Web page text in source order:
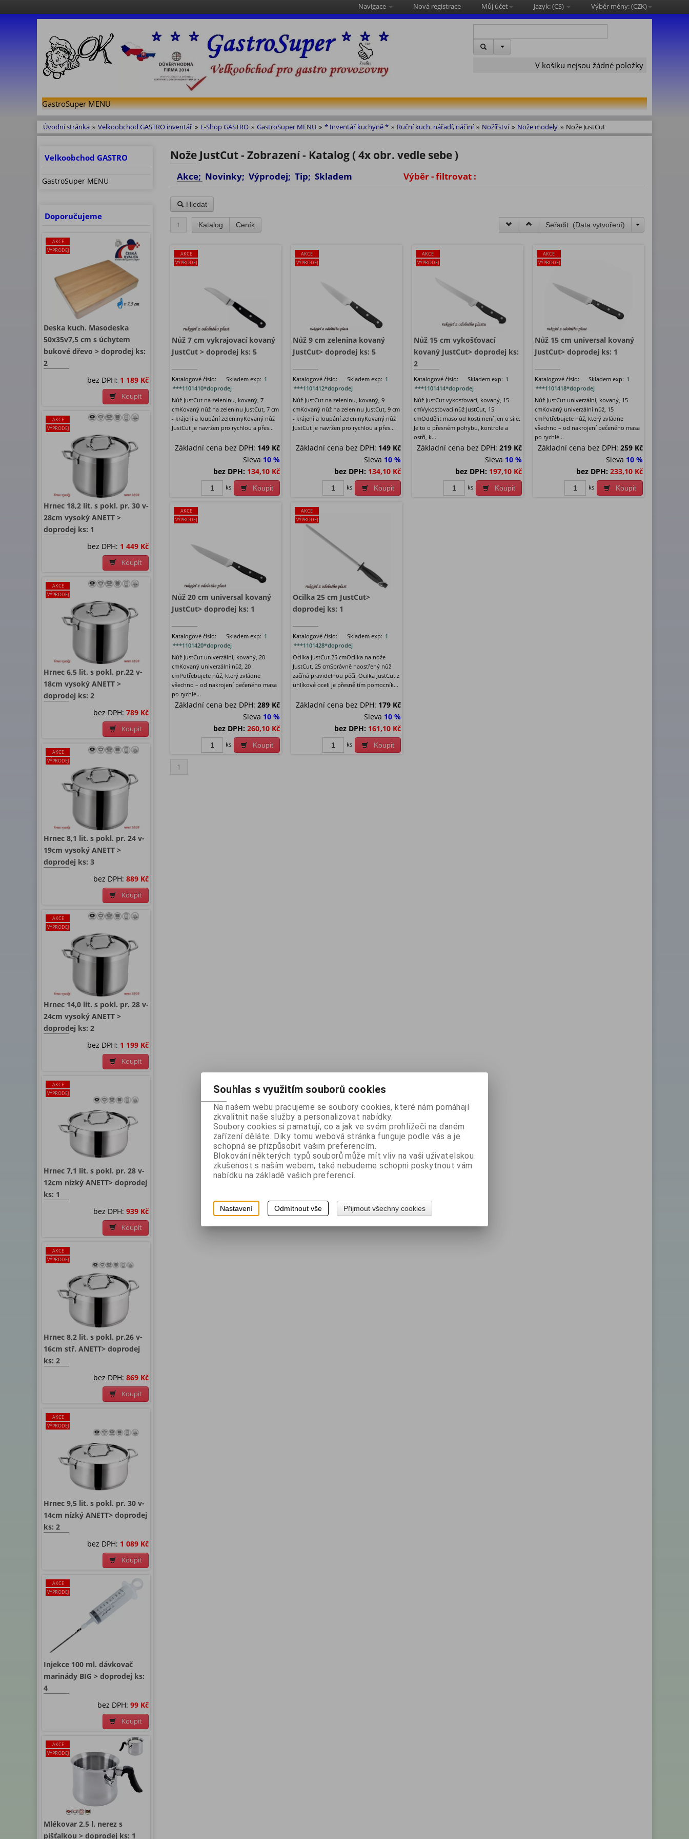
Navigace Nová registrace Můj účet Jazyk: (CS) Výběr měny: (CZK)
V košíku nejsou žádné položky
GastroSuper MENU
Úvodní stránka » Velkoobchod GASTRO inventář » E-Shop GASTRO » GastroSuper MENU » * Inventář kuchyně * » Ruční kuch. nářadí, náčiní » Nožířství » Nože modely » Nože JustCut
Velkoobchod GASTRO
GastroSuper MENU
Doporučujeme
AKCE
VÝPRODEJ
Deska kuch. Masodeska
50x35v7,5 cm s úchytem
bukové dřevo > doprodej ks:
2
bez DPH: 1 189 Kč
Koupit
AKCE
VÝPRODEJ
Hrnec 18,2 lit. s pokl. pr. 30 v-
28cm vysoký ANETT >
doprodej ks: 1
bez DPH: 1 449 Kč
Koupit
AKCE
VÝPRODEJ
Hrnec 6,5 lit. s pokl. pr.22 v-
18cm vysoký ANETT >
doprodej ks: 2
bez DPH: 789 Kč
Koupit
AKCE
VÝPRODEJ
Hrnec 8,1 lit. s pokl. pr. 24 v-
19cm vysoký ANETT >
doprodej ks: 3
bez DPH: 889 Kč
Koupit
AKCE
VÝPRODEJ
Hrnec 14,0 lit. s pokl. pr. 28 v-
24cm vysoký ANETT >
doprodej ks: 2
bez DPH: 1 199 Kč
Koupit
AKCE
VÝPRODEJ
Hrnec 7,1 lit. s pokl. pr. 28 v-
12cm nízký ANETT> doprodej
ks: 1
bez DPH: 939 Kč
Koupit
AKCE
VÝPRODEJ
Hrnec 8,2 lit. s pokl. pr.26 v-
16cm stř. ANETT> doprodej
ks: 2
bez DPH: 869 Kč
Koupit
AKCE
VÝPRODEJ
Hrnec 9,5 lit. s pokl. pr. 30 v-
14cm nízký ANETT> doprodej
ks: 2
bez DPH: 1 089 Kč
Koupit
AKCE
VÝPRODEJ
Injekce 100 ml. dávkovač
marinády BIG > doprodej ks:
4
bez DPH: 99 Kč
Koupit
AKCE
VÝPRODEJ
Mlékovar 2,5 l. nerez s
píšťalkou > doprodej ks: 1
Nože JustCut - Zobrazení - Katalog ( 4x obr. vedle sebe )
Akce; Novinky; Výprodej; Tip; Skladem Výběr - filtrovat :
Hledat
1 Katalog Ceník Seřadit: (Data vytvoření)
AKCE
VÝPRODEJ
Nůž 7 cm vykrajovací kovaný
JustCut > doprodej ks: 5
Katalogové číslo:
***1101410*doprodej
Skladem exp: 1
Nůž JustCut na zeleninu, kovaný, 7
cmKovaný nůž na zeleninu JustCut, 7 cm
- krájení a loupání zeleninyKovaný nůž
JustCut je navržen pro rychlou a přes...
Základní cena bez DPH: 149 Kč
Sleva 10 %
bez DPH: 134,10 Kč
Koupit
ks
AKCE
VÝPRODEJ
Nůž 9 cm zelenina kovaný
JustCut> doprodej ks: 5
Katalogové číslo:
***1101412*doprodej
Skladem exp: 1
Nůž JustCut na zeleninu, kovaný, 9
cmKovaný nůž na zeleninu JustCut, 9 cm
- krájení a loupání zeleninyKovaný nůž
JustCut je navržen pro rychlou a přes...
Základní cena bez DPH: 149 Kč
Sleva 10 %
bez DPH: 134,10 Kč
Koupit
ks
AKCE
VÝPRODEJ
Nůž 15 cm vykošťovací
kovaný JustCut> doprodej ks:
2
Katalogové číslo:
***1101414*doprodej
Skladem exp: 1
Nůž JustCut vykosťovací, kovaný, 15
cmVykosťovací nůž JustCut, 15
cmOddělit maso od kosti není jen o síle.
Je to o přesném pohybu, kontrole a
ostří, k...
Základní cena bez DPH:219 Kč
Sleva 10 %
bez DPH: 197,10 Kč
Koupit
ks
AKCE
VÝPRODEJ
Nůž 15 cm universal kovaný
JustCut> doprodej ks: 1
Katalogové číslo:
***1101418*doprodej
Skladem exp: 1
Nůž JustCut univerzální, kovaný, 15
cmKovaný univerzální nůž, 15
cmPotřebujete nůž, který zvládne
všechno – od nakrojení pečeného masa
po rychlé...
Základní cena bez DPH: 259 Kč
Sleva 10 %
bez DPH: 233,10 Kč
Koupit
ks
AKCE
VÝPRODEJ
Nůž 20 cm universal kovaný
JustCut> doprodej ks: 1
Katalogové číslo:
***1101420*doprodej
Skladem exp: 1
Nůž JustCut univerzální, kovaný, 20
cmKovaný univerzální nůž, 20
cmPotřebujete nůž, který zvládne
všechno – od nakrojení pečeného masa
po rychlé...
Základní cena bez DPH:289 Kč
Sleva 10 %
bez DPH: 260,10 Kč
Koupit
ks
AKCE
VÝPRODEJ
Ocilka 25 cm JustCut>
doprodej ks: 1
Katalogové číslo:
***1101428*doprodej
Skladem exp: 1
Ocilka JustCut 25 cmOcilka na nože
JustCut, 25 cmSprávně naostřený nůž
začíná pravidelnou péčí. Ocilka JustCut z
uhlíkové oceli je přesně tím pomocník...
Základní cena bez DPH: 179 Kč
Sleva 10 %
bez DPH: 161,10 Kč
Koupit
ks
1
Souhlas s využitím souborů cookies
Na našem webu pracujeme se soubory cookies, které nám pomáhají
zkvalitnit naše služby a personalizovat nabídky.
Soubory cookies si pamatují, co a jak ve svém prohlížeči na daném
zařízení děláte. Díky tomu webová stránka funguje podle vás a je
schopná se přizpůsobit vašim preferencím.
Blokování některých typů souborů může mít vliv na vaši uživatelskou
zkušenost s naším webem, také nebudeme schopni poskytnout vám
nabídku na základě vašich preferencí.
Nastavení Odmítnout vše Přijmout všechny cookies